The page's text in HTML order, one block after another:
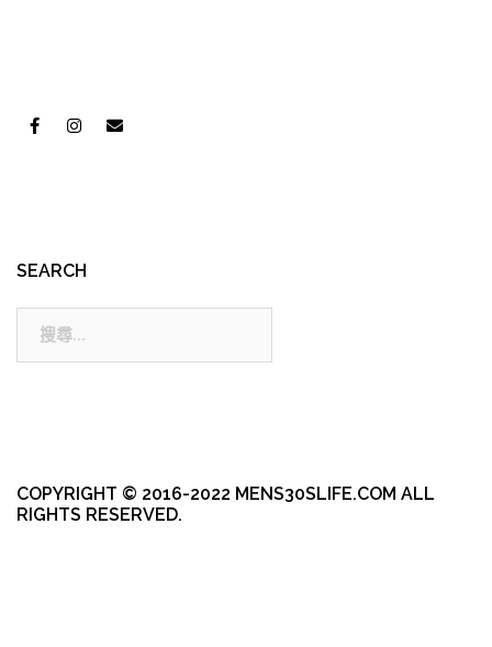
SEARCH
COPYRIGHT © 2016-2022 MENS30SLIFE.COM ALL
RIGHTS RESERVED.